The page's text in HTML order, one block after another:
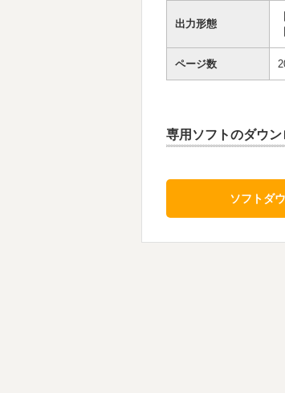
出力形態
ページ数
専用ソフトのダウン
ソフトダ